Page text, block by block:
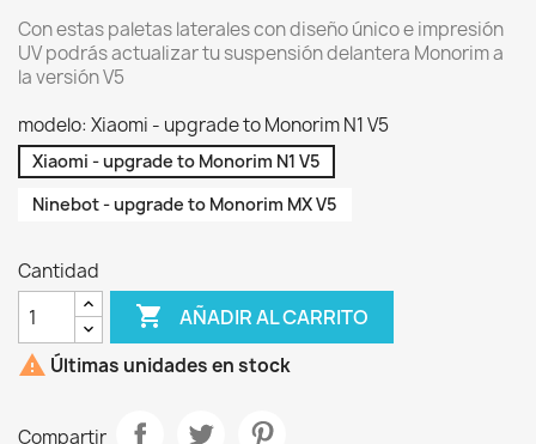
Con estas paletas laterales con diseño único e impresión
UV podrás actualizar tu suspensión delantera Monorim a
la versión V5
modelo: Xiaomi - upgrade to Monorim N1 V5
Xiaomi - upgrade to Monorim N1 V5
Ninebot - upgrade to Monorim MX V5
Cantidad
 AÑADIR AL CARRITO
 Últimas unidades en stock
Compartir